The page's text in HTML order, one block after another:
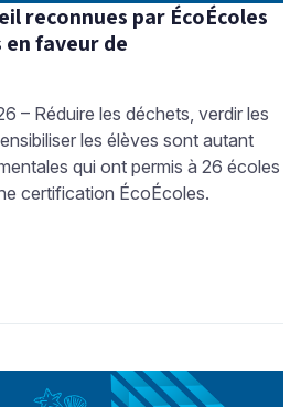
reconnues par ÉcoÉcoles
faveur de
– Réduire les déchets, verdir les
les élèves sont autant
qui ont permis à 26 écoles
certification ÉcoÉcoles.